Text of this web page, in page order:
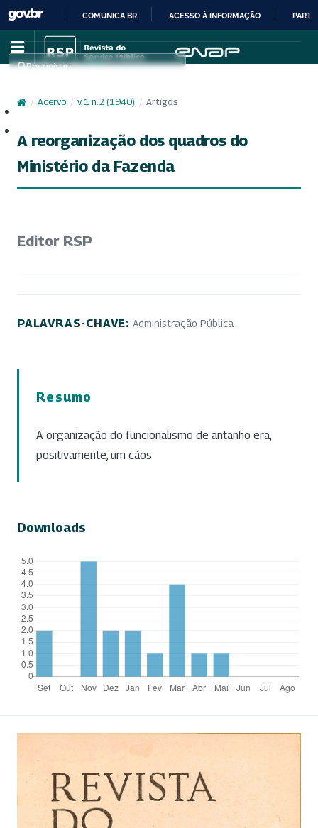
IR
PARA
CONTEÚDO
COMUNICA BR ACESSO À INFORMAÇÃO
Pesquisar
/ Acervo / v. 1 n. 2 (1940) / Artigos
A reorganização dos quadros do
Ministério da Fazenda
Editor RSP
PALAVRAS-CHAVE: Administração Pública
Resumo
A organização do funcionalismo de antanho era,
positivamente, um cáos.
Downloads